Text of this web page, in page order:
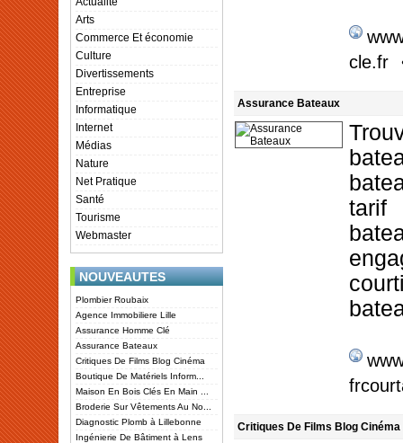
Arts
Commerce Et économie
Culture
Divertissements
Entreprise
Informatique
Internet
Médias
Nature
Net Pratique
Santé
Tourisme
Webmaster
NOUVEAUTES
Plombier Roubaix
Agence Immobiliere Lille
Assurance Homme Clé
Assurance Bateaux
Critiques De Films Blog Cinéma
Boutique De Matériels Inform...
Maison En Bois Clés En Main ...
Broderie Sur Vêtements Au No...
Diagnostic Plomb à Lillebonne
Ingénierie De Bâtiment à Lens
cle.fr
Assurance Bateaux
tarif
Critiques De Films Blog Cinéma